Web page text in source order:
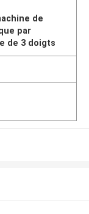
de
par
de 3 doigts